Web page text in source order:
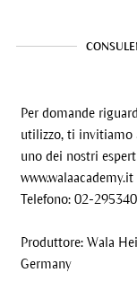
Per domande
utilizzo, ti invitiamo
uno dei nostri
www.walaacademy.it
Telefono: 02-
Produttore: Wala
Germany